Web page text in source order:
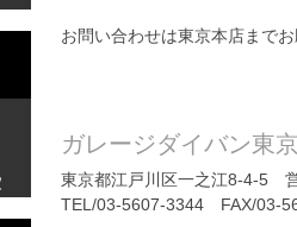
お問い合わせは東京本店まで
ガレージダイバン東
東京都江戸川区一之江8-4-5
TEL/03-5607-3344 FAX/03-